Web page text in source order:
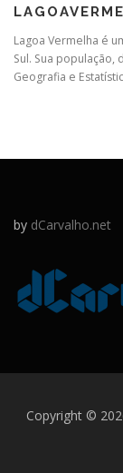
Lagoa Vermelha é
Sul. Sua
Geografia e
by dCarvalho.net
Copyright ©